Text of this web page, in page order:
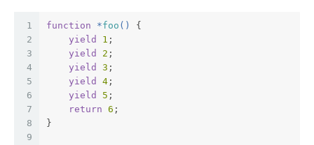
1
2
3
4
5
6
7
8
9
function *foo ( ) {
yield
1 ;
yield
2 ;
yield
3 ;
yield
4 ;
yield
5 ;
return 6 ;
}